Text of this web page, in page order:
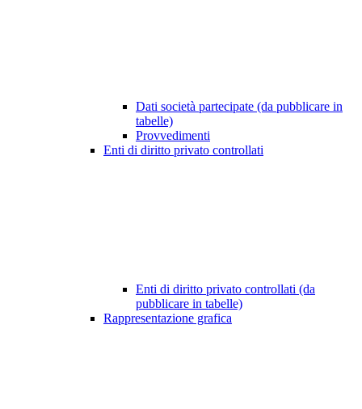
Dati società partecipate (da pubblicare in
tabelle)
Provvedimenti
Enti di diritto privato controllati
Enti di diritto privato controllati (da
pubblicare in tabelle)
Rappresentazione grafica